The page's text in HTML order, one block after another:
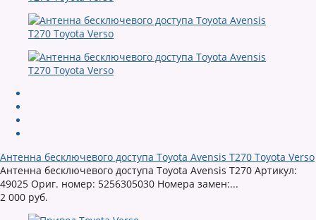
Антенна бесключевого доступа Toyota Avensis T270 Toyota Verso
Антенна бесключевого доступа Toyota Avensis T270 Артикул:
49025 Ориг. номер: 5256305030 Номера замен:...
2 000 руб.